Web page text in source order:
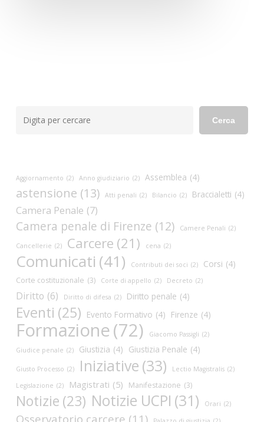
Cerca
Aggiornamento (2) Anno giudiziario (2) Assemblea (4)
astensione (13) Atti penali (2) Bilancio (2) Braccialetti (4)
Camera Penale (7)
Camera penale di Firenze (12) Camere Penali (2)
Cancellerie (2) Carcere (21) cena (2)
Comunicati (41) Contributi dei soci (2) Corsi (4)
Corte costituzionale (3) Corte di appello (2) Decreto (2)
Diritto (6) Diritto di difesa (2) Diritto penale (4)
Eventi (25) Evento Formativo (4) Firenze (4)
Formazione(72) Giacomo Passigli (2)
Giudice penale (2) Giustizia (4) Giustizia Penale (4)
Giusto Processo (2) Iniziative (33) Lectio Magistralis (2)
Legislazione (2) Magistrati (5) Manifestazione (3)
Notizie (23) Notizie UCPI (31) Orari (2)